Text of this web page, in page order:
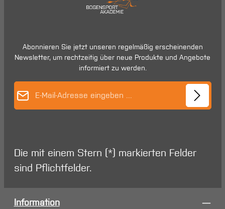
Abonnieren Sie jetzt unseren regelmäßig erscheinenden
Newsletter, um rechtzeitig über neue Produkte und Angebote
informiert zu werden.
Die mit einem Stern (*) markierten Felder
sind Pflichtfelder.
Information